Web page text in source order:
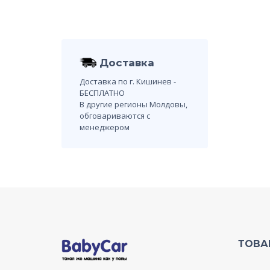
Доставка
Доставка по г. Кишинев -
БЕСПЛАТНО
В другие регионы Молдовы,
обговариваются с
менеджером